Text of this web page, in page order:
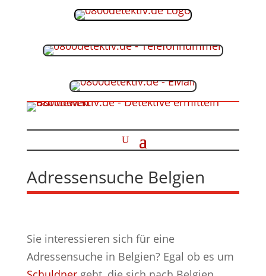
Adressensuche Belgien
Sie interessieren sich für eine
Adressensuche in Belgien? Egal ob es um